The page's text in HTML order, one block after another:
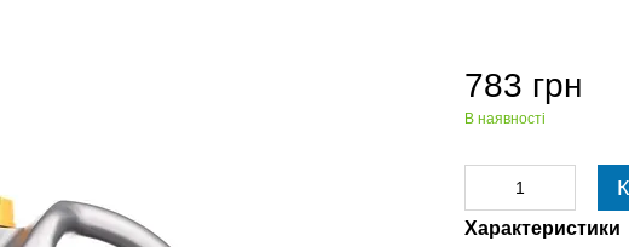
783 грн
В наявності
Характеристики